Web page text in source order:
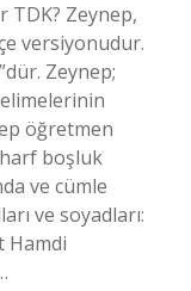
TDK? Zeynep,
Zeynep;
öğretmen
harf boşluk
ve cümle
ve soyadları:
Hamdi